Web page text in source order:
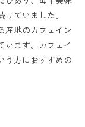
ていました。
産地のカフェイン
います。カフェイ
う方におすすめの